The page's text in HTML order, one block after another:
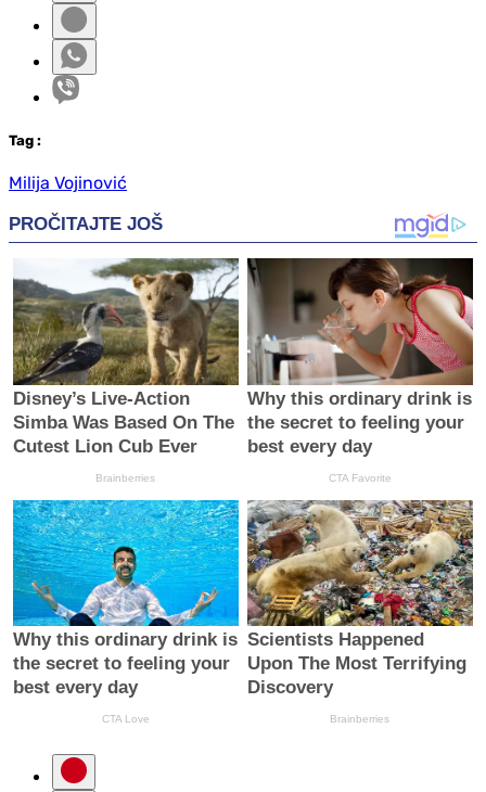
Tag :
Milija Vojinović